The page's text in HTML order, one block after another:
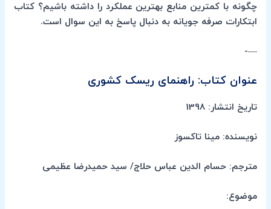
چگونه با کمترین منابع بهترین عملکرد را داشته باشیم؟ کتاب
ابتکارات صرفه جویانه به دنبال پاسخ به این سوال است.
—-
عنوان کتاب: راهنمای ریسک کشوری
تاریخ انتشار: 1398
نویسنده: مینا تاکسوز
مترجم: حسام الدین عباس حلاج/ سید حمیدرضا عظیمی
موضوع: